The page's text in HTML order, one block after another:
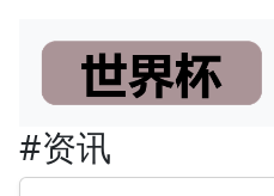
#资讯